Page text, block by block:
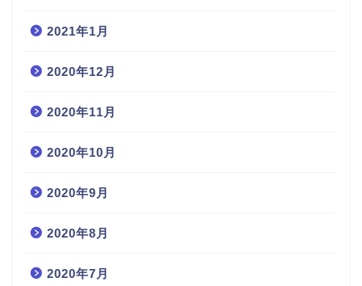
2021年1月
2020年12月
2020年11月
2020年10月
2020年9月
2020年8月
2020年7月